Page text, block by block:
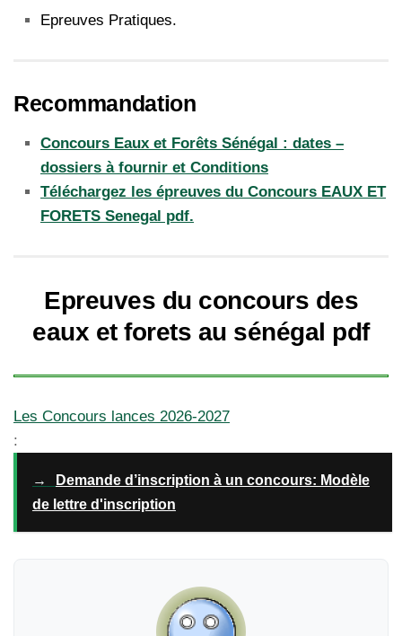
Epreuves Pratiques.
Recommandation
Concours Eaux et Forêts Sénégal : dates –
dossiers à fournir et Conditions
Téléchargez les épreuves du Concours EAUX ET
FORETS Senegal pdf.
Epreuves du concours des
eaux et forets au sénégal pdf
Les Concours lances 2026-2027
:
→
Demande d’inscription à un concours: Modèle
de lettre d'inscription